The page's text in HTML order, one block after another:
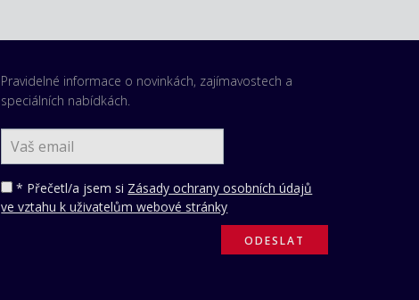
Pravidelné informace o novinkách, zajímavostech a
speciálních nabídkách.
* Přečetl/a jsem si Zásady ochrany osobních údajů
ve vztahu k uživatelům webové stránky